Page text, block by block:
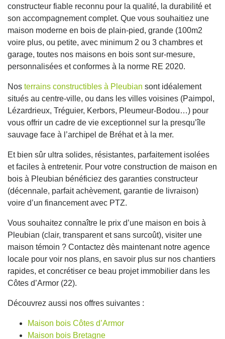
constructeur fiable reconnu pour la qualité, la durabilité et
son accompagnement complet. Que vous souhaitiez une
maison moderne en bois de plain-pied, grande (100m2
voire plus, ou petite, avec minimum 2 ou 3 chambres et
garage, toutes nos maisons en bois sont sur-mesure,
personnalisées et conformes à la norme RE 2020.
Nos terrains constructibles à Pleubian sont idéalement
situés au centre-ville, ou dans les villes voisines (Paimpol,
Lézardrieux, Tréguier, Kerbors, Pleumeur-Bodou…) pour
vous offrir un cadre de vie exceptionnel sur la presqu’île
sauvage face à l’archipel de Bréhat et à la mer.
Et bien sûr ultra solides, résistantes, parfaitement isolées
et faciles à entretenir. Pour votre construction de maison en
bois à Pleubian bénéficiez des garanties constructeur
(décennale, parfait achèvement, garantie de livraison)
voire d’un financement avec PTZ.
Vous souhaitez connaître le prix d’une maison en bois à
Pleubian (clair, transparent et sans surcoût), visiter une
maison témoin ? Contactez dès maintenant notre agence
locale pour voir nos plans, en savoir plus sur nos chantiers
rapides, et concrétiser ce beau projet immobilier dans les
Côtes d’Armor (22).
Découvrez aussi nos offres suivantes :
Maison bois Côtes d’Armor
Maison bois Bretagne